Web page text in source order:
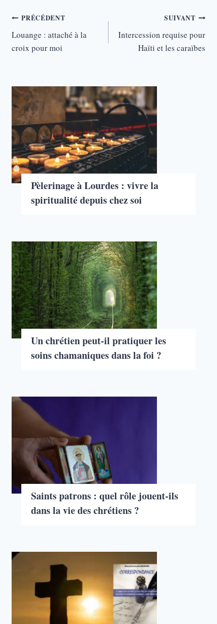
Navigation
de
l’article
PRÉCÉDENT
Louange : attaché à la
croix pour moi
SUIVANT
Intercession requise pour
Haïti et les caraïbes
Pèlerinage à Lourdes : vivre la
spiritualité depuis chez soi
Un chrétien peut-il pratiquer les
soins chamaniques dans la foi ?
Saints patrons : quel rôle jouent-ils
dans la vie des chrétiens ?